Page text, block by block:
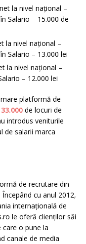
la nivel național –
Salario – 15.000 de
la nivel național –
Salario – 13.000 lei
la nivel național –
– 12.000 lei
platformă de
33.000 de locuri de
introdus veniturile
de salarii marca
de recrutare din
cu anul 2012,
internațională de
le oferă clienților săi
care o pune la
canale de media